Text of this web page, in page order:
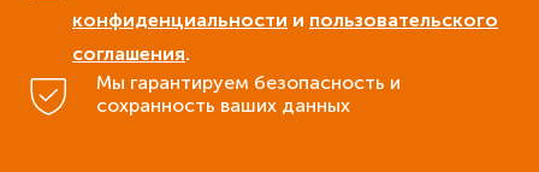
конфиденциальности и пользовательского
соглашения.
Мы гарантируем безопасность и
сохранность ваших данных